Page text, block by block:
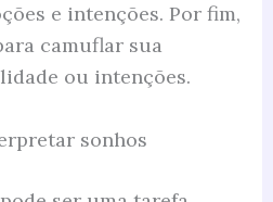
e intenções. Por fim,
camuflar sua
ou intenções.
sonhos